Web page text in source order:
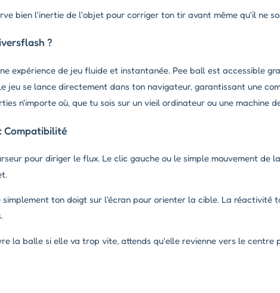
bien l'inertie de l'objet pour corriger ton tir avant même qu'il ne
?
expérience de jeu fluide et instantanée. Pee ball est accessible
jeu se lance directement dans ton navigateur, garantissant une
n'importe où, que tu sois sur un vieil ordinateur ou une machine
Compatibilité
pour diriger le flux. Le clic gauche ou le simple mouvement de
simplement ton doigt sur l'écran pour orienter la cible. La réactivité
la balle si elle va trop vite, attends qu'elle revienne vers le centre